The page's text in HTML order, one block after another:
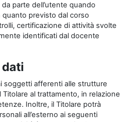
parte dell’utente quando
previsto dal corso
certificazione di attività svolte
identificati dal docente
soggetti afferenti alle strutture
Titolare al trattamento, in relazione
Inoltre, il Titolare potrà
all’esterno ai seguenti